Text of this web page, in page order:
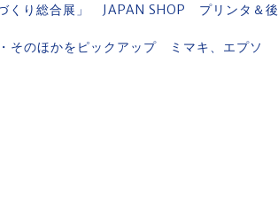
くり総合展」 JAPAN SHOP プリンタ＆後
そのほかをピックアップ ミマキ、エプソ